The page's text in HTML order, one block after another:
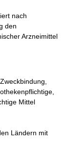
nach
den
Arzneimittel
Mittel
Ländern mit